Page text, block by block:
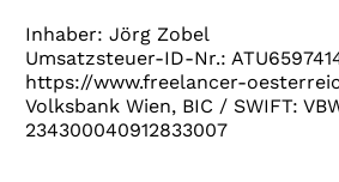
Inhaber: Jörg Zobel
Umsatzsteuer-ID-Nr.:
https://www.freelancer-
Volksbank Wien, BIC / SWIFT:
234300040912833007